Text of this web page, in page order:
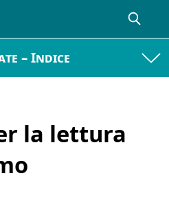
– Indice
la lettura